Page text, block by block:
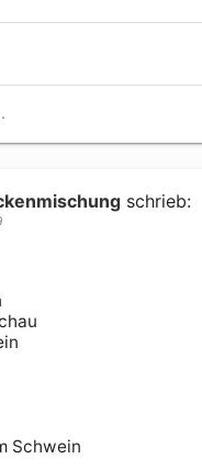
schrieb:
Schwein